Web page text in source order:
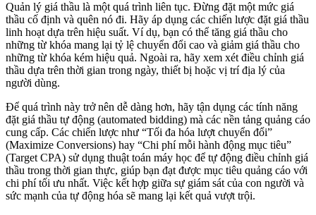
Quản lý giá thầu là một quá trình liên tục. Đừng đặt một mức giá
thầu cố định và quên nó đi. Hãy áp dụng các chiến lược đặt giá thầu
linh hoạt dựa trên hiệu suất. Ví dụ, bạn có thể tăng giá thầu cho
những từ khóa mang lại tỷ lệ chuyển đổi cao và giảm giá thầu cho
những từ khóa kém hiệu quả. Ngoài ra, hãy xem xét điều chỉnh giá
thầu dựa trên thời gian trong ngày, thiết bị hoặc vị trí địa lý của
người dùng.
Để quá trình này trở nên dễ dàng hơn, hãy tận dụng các tính năng
đặt giá thầu tự động (automated bidding) mà các nền tảng quảng cáo
cung cấp. Các chiến lược như “Tối đa hóa lượt chuyển đổi”
(Maximize Conversions) hay “Chi phí mỗi hành động mục tiêu”
(Target CPA) sử dụng thuật toán máy học để tự động điều chỉnh giá
thầu trong thời gian thực, giúp bạn đạt được mục tiêu quảng cáo với
chi phí tối ưu nhất. Việc kết hợp giữa sự giám sát của con người và
sức mạnh của tự động hóa sẽ mang lại kết quả vượt trội.